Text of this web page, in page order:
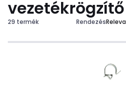
29 termék Rendezés